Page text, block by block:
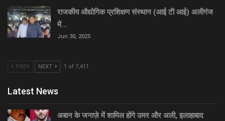
राजकीय औद्योगिक प्रशिक्षण संस्थान (आई टी आई) अलीगंज
में…
Jun 30, 2025
PREV NEXT 1 of 7,411
Latest News
अबान के जनाज़े में शामिल होंगे उमर और अली, इलाहाबाद